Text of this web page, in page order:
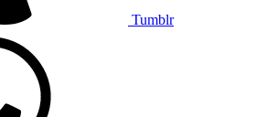
Tumblr